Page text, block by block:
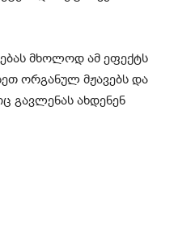
მხოლოდ ამ ეფექტს
ორგანულ მჟავებს და
გავლენას ახდენენ